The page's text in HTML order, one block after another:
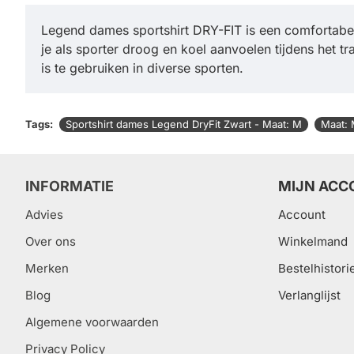
Legend dames sportshirt DRY-FIT is een
je als sporter droog en koel aanvoelen tijdens het
is te gebruiken in diverse sporten.
Tags: Sportshirt dames Legend DryFit Zwart - Maat: M Maat:
INFORMATIE
Advies
Over ons
Merken
Blog
Algemene voorwaarden
Privacy Policy
MIJN
Account
Winkelmand
Verlanglijst